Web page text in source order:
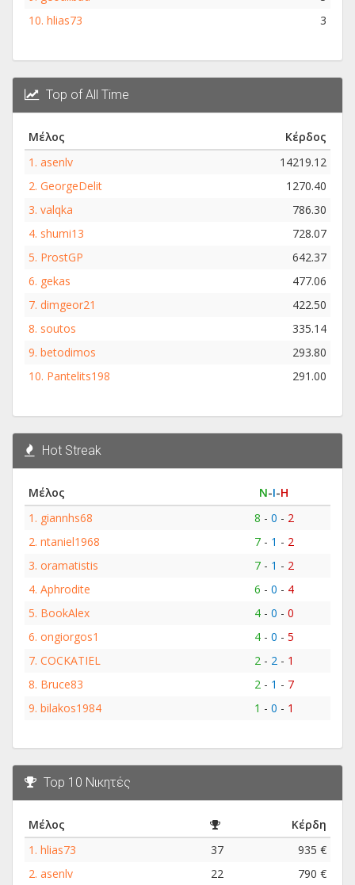
10. hlias73 3
Top of All Time
Μέλος
Κέρδος
1. asenlv
14219.12
2. GeorgeDelit
1270.40
3. valqka
786.30
4. shumi13
728.07
5. ProstGP
642.37
6. gekas
477.06
7. dimgeor21
422.50
8. soutos
335.14
9. betodimos
293.80
10. Pantelits198 291.00
Hot Streak
Μέλος Ν-Ι-Η
1. giannhs68 8 - 0 - 2
2. ntaniel1968 7- 1 - 2
3. oramatistis 7- 1 - 2
4. Aphrodite 6 - 0 - 4
5. BookAlex 4- 0 - 0
6. ongiorgos1 4- 0 - 5
7. COCKATIEL 2- 2- 1
8. Bruce83 2- 1 - 7
9. bilakos1984 1 - 0 - 1
Top 10 Νικητές
Μέλος
Κέρδη
1. hlias73 37
935 €
2. asenlv 22
790 €